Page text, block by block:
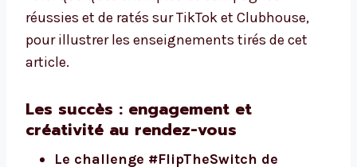
réussies et de ratés sur TikTok et Clubhouse,
pour illustrer les enseignements tirés de cet
article.
Les succès : engagement et
créativité au rendez-vous
Le challenge #FlipTheSwitch de